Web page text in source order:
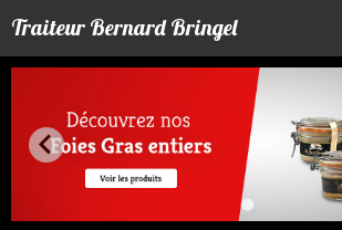
Traiteur Bernard Bringel